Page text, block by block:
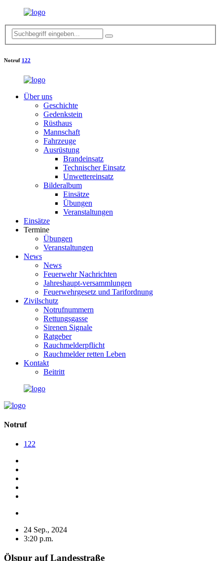
Notruf 122
Über uns
Geschichte
Gedenkstein
Rüsthaus
Mannschaft
Fahrzeuge
Ausrüstung
Brandeinsatz
Technischer Einsatz
Unwettereinsatz
Bilderalbum
Einsätze
Übungen
Veranstaltungen
Einsätze
Termine
Übungen
Veranstaltungen
News
News
Feuerwehr Nachrichten
Jahreshaupt-versammlungen
Feuerwehrgesetz und Tarifordnung
Zivilschutz
Notrufnummern
Rettungsgasse
Sirenen Signale
Ratgeber
Rauchmelderpflicht
Rauchmelder retten Leben
Kontakt
Beitritt
Notruf
122
24 Sep., 2024
3:20 p.m.
Ölspur auf Landesstraße